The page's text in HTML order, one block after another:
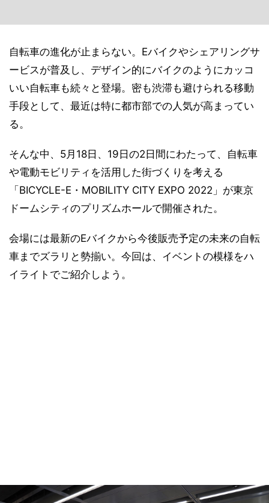
自転車の進化が止まらない。Eバイクやシェアリングサ
ービスが普及し、デザイン的にバイクのようにカッコ
いい自転車も続々と登場。密も渋滞も避けられる移動
手段として、最近は特に都市部での人気が高まってい
る。
そんな中、5月18日、19日の2日間にわたって、自転車
や電動モビリティを活用した街づくりを考える
「BICYCLE-E・MOBILITY CITY EXPO 2022」が東京
ドームシティのプリズムホールで開催された。
会場には最新のEバイクから今後販売予定の未来の自転
車までズラリと勢揃い。今回は、イベントの模様をハ
イライトでご紹介しよう。